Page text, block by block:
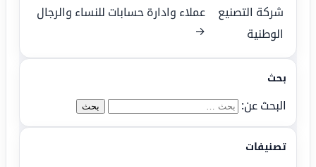
بحث
البحث عن:
تصنيفات
شركة التصنيع
الوطنية
عملاء وادارة حسابات للنساء والرجال
→